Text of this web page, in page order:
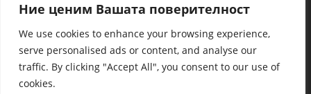
Ние ценим Вашата поверителност
We use cookies to enhance your browsing experience,
serve personalised ads or content, and analyse our
traffic. By clicking "Accept All", you consent to our use of
cookies.
Чаши 27